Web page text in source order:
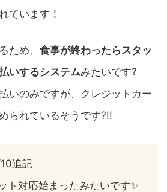
ています！
ため、 食事が終わったらスタッ
いするシステムみたいです?
いのみですが、クレジットカー
られているそうです?!!
追記
ト対応始まったみたいです✨